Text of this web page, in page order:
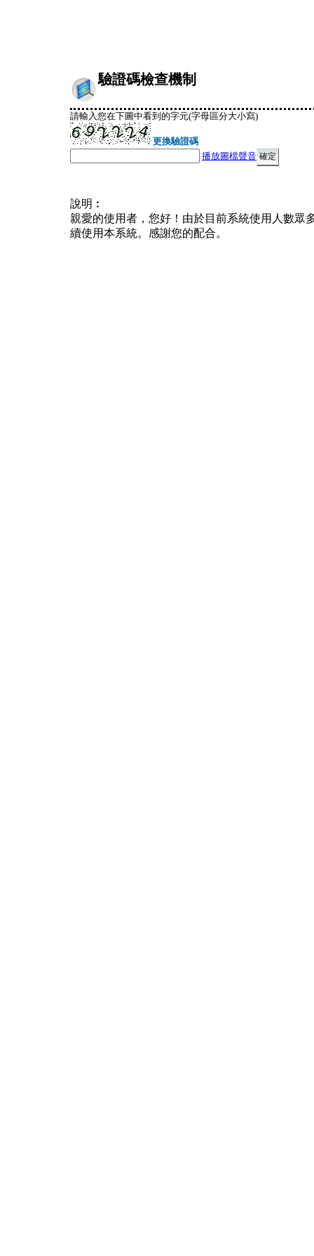
驗證碼檢查機制
請輸入您在下圖中看到的字元(字母區分大小寫)
更換驗證碼
播放圖檔聲音
說明︰
親愛的使用者，您好！由於目前系統使用人數眾
續使用本系統。感謝您的配合。